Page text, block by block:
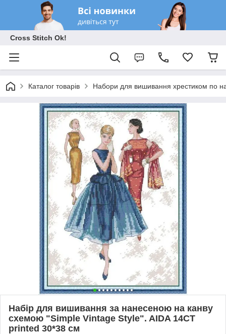
Cross Stitch Ok!
Каталог товарів Набори для вишивання хрестиком по
Набір для вишивання за нанесеною на канву
схемою "Simple Vintage Style". AIDA 14CT
printed 30*38 см